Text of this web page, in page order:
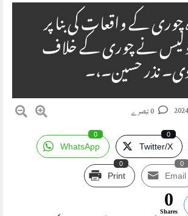
کے واقعات کی بنا پر
نے چوری کے خلاف
نذر حسین۔،۔
Twitter/X
0
WhatsApp
0
Email
0
Print
0
0
Shares